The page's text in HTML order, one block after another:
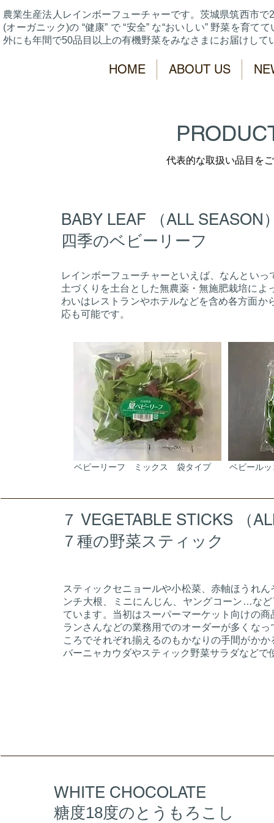
農業生産法人レインボーフューチャーです。茨城県筑西市で
(オーガニック)の “健康” で “安全” な“おいしい” 野菜を育て
外にも年間で50品目以上の有機野菜をみなさまにお届けして
HOME ABOUT US
代表的な取扱い品目を
BABY LEAF （ALL SEASON
四季のベビーリーフ
レインボーフューチャーといえば、なんとい
土づくりを土台とした無農薬・無施肥栽培に
わいはレストランやホテルなどを含め各方面
応も可能です。
ベビーリーフ ミックス 袋タイプ ベビール
７ VEGETABLE STICKS （
７種の野菜スティック
スティックセニョールや小松菜、赤軸ほうれ
ンチ大根、ミニにんじん、ヤングコーン…な
ています。当初はスーパーマーケット向けの
ランさんなどの業務用でのオーダーが多くな
ころでそれぞれ揃えるのもかなりの手間がか
バーニャカウダやスティック野菜サラダなどで
WHITE CHOCOLATE
糖度18度のとうもろこし